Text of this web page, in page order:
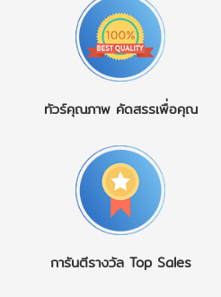
ทัวร์คุณภาพ คัดสรรเพื่อคุณ
การันตีรางวัล Top Sales